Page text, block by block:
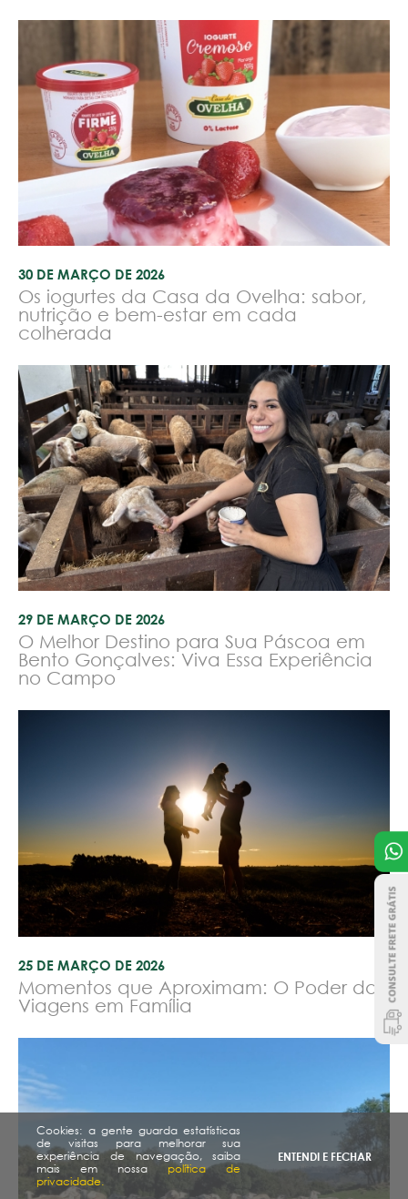
30 DE MARÇO DE 2026
Os iogurtes da Casa da Ovelha: sabor,
nutrição e bem-estar em cada
colherada
29 DE MARÇO DE 2026
O Melhor Destino para Sua Páscoa em
Bento Gonçalves: Viva Essa Experiência
no Campo
25 DE MARÇO DE 2026
Momentos que Aproximam: O Poder das
Viagens em Família
Cookies: a gente guarda estatísticas
de visitas para melhorar sua
experiência de navegação, saiba
mais em nossa política de
privacidade.
ENTENDI E FECHAR